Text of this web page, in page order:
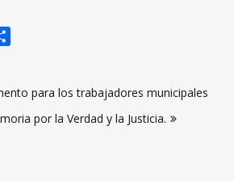
para los trabajadores municipales
por la Verdad y la Justicia.